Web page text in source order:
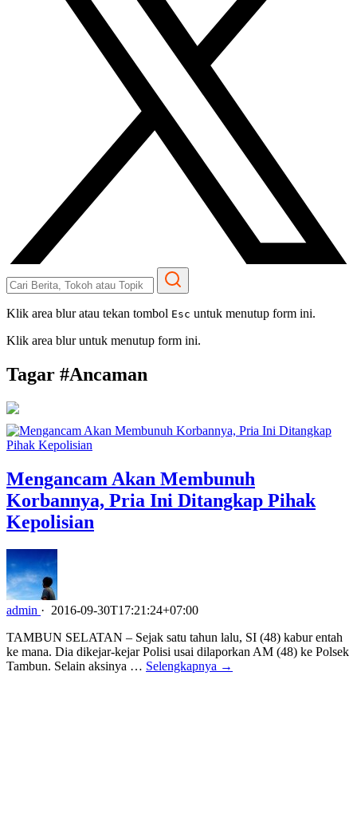
Klik area blur atau tekan tombol Esc untuk menutup form ini.
Klik area blur untuk menutup form ini.
Tagar #Ancaman
Mengancam Akan Membunuh
Korbannya, Pria Ini Ditangkap Pihak
Kepolisian
admin · 2016-09-30T17:21:24+07:00
TAMBUN SELATAN – Sejak satu tahun lalu, SI (48) kabur entah
ke mana. Dia dikejar-kejar Polisi usai dilaporkan AM (48) ke Polsek
Tambun. Selain aksinya … Selengkapnya →